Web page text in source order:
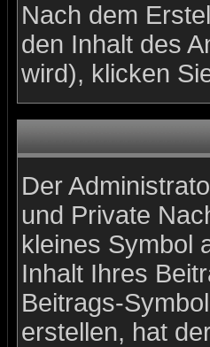
Nach dem
den Inhalt des
wird), klicken
Der
und Private
kleines Symbol
Inhalt Ihres
Beitrags-
erstellen, hat